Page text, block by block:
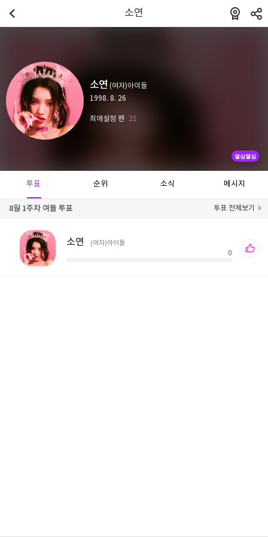
소연
소연 (여자)아이들
1998. 8. 26
최애설정 팬 21
열심열심
투표 순위 소식 메시지
8월 1주차 여돌 투표 투표 전체보기
소연 (여자)아이들
0